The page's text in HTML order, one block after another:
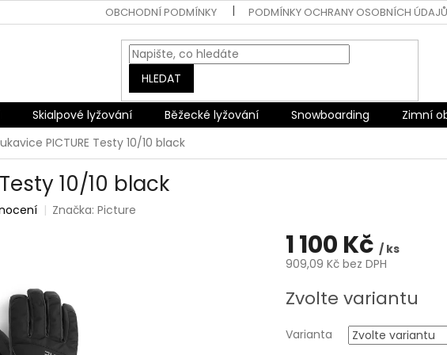
OBCHODNÍ PODMÍNKY PODMÍNKY OCHRANY OSOBNÍCH ÚDAJŮ
HLEDAT
Skialpové lyžování Běžecké lyžování Snowboarding Zimní
PICTURE Testy 10/10 black
10/10 black
Značka:Picture
1 100 Kč / ks
909,09 Kč bez DPH
cena:
Zvolte variantu
Varianta